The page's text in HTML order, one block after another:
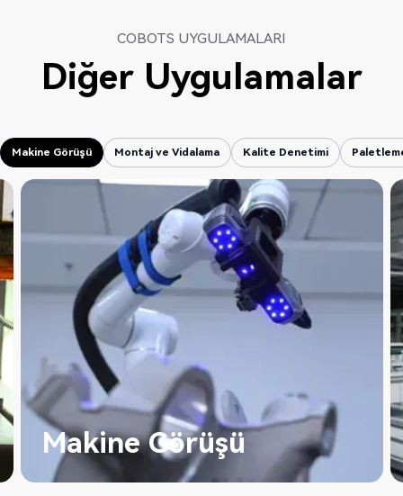
COBOTS UYGULAMALARI
Diğer Uygulamalar
Makine Görüşü
Makine Görüşü
Montaj ve Vidalama
Montaj ve Vidalama
Kalite Denetimi
Kalite Denetimi
Montaj ve Vidalama
Vida/somun çakma, sıkma, cıvatalama, parça takma
yerleştirme.